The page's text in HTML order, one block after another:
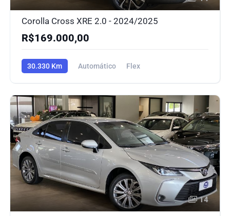
Corolla Cross XRE 2.0 - 2024/2025
R$169.000,00
30.330 Km Automático Flex
14